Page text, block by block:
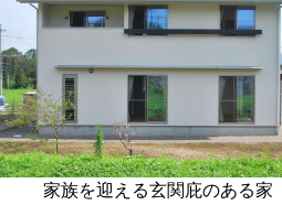
家族を迎える玄関庇のある家